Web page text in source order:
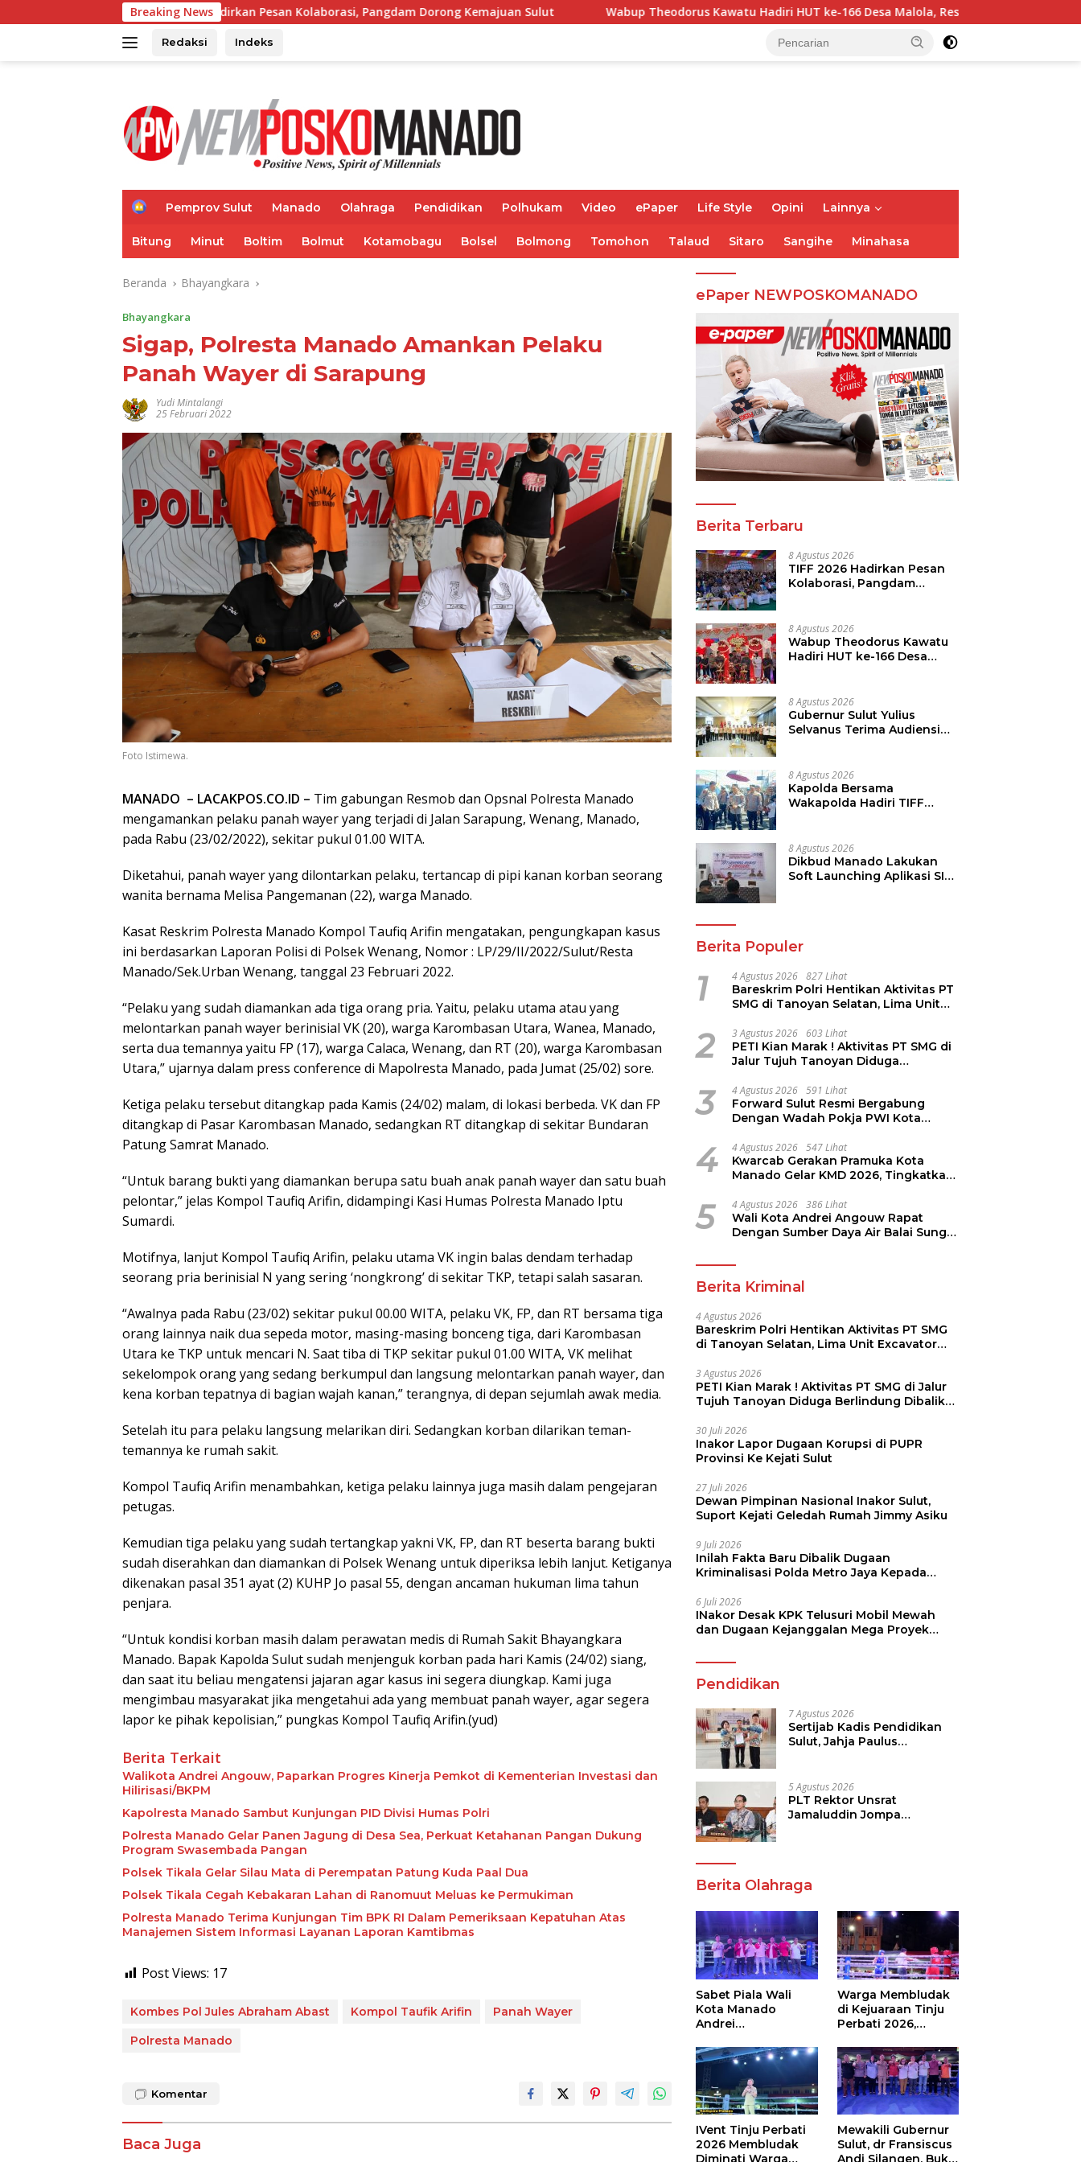
ke
Breaking News
TIFF 2026 Hadirkan Pesan Kolaborasi, Pangdam Dorong Kemajuan Sulut Wabup Theodorus Kawatu Hadiri HUT ke-166 Desa Malola, Resmikan Gedung ILP Posyandu
Redaksi Indeks
H
e
Pemprov Sulut Manado Olahraga Pendidikan Polhukam Video ePaper Life Style Opini Lainnya
Bitung Minut Boltim Bolmut Kotamobagu Bolsel Bolmong Tomohon Talaud Sitaro Sangihe Minahasa
Beranda Bhayangkara
Bhayangkara
Sigap, Polresta Manado Amankan Pelaku
Panah Wayer di Sarapung
Yudi Mintalangi
25 Februari 2022
Foto Istimewa.
MANADO – LACAKPOS.CO.ID – Tim gabungan Resmob dan Opsnal Polresta Manado
mengamankan pelaku panah wayer yang terjadi di Jalan Sarapung, Wenang, Manado,
pada Rabu (23/02/2022), sekitar pukul 01.00 WITA.
Diketahui, panah wayer yang dilontarkan pelaku, tertancap di pipi kanan korban seorang
wanita bernama Melisa Pangemanan (22), warga Manado.
Kasat Reskrim Polresta Manado Kompol Taufiq Arifin mengatakan, pengungkapan kasus
ini berdasarkan Laporan Polisi di Polsek Wenang, Nomor : LP/29/II/2022/Sulut/Resta
Manado/Sek.Urban Wenang, tanggal 23 Februari 2022.
“Pelaku yang sudah diamankan ada tiga orang pria. Yaitu, pelaku utama atau yang
melontarkan panah wayer berinisial VK (20), warga Karombasan Utara, Wanea, Manado,
serta dua temannya yaitu FP (17), warga Calaca, Wenang, dan RT (20), warga Karombasan
Utara,” ujarnya dalam press conference di Mapolresta Manado, pada Jumat (25/02) sore.
Ketiga pelaku tersebut ditangkap pada Kamis (24/02) malam, di lokasi berbeda. VK dan FP
ditangkap di Pasar Karombasan Manado, sedangkan RT ditangkap di sekitar Bundaran
Patung Samrat Manado.
“Untuk barang bukti yang diamankan berupa satu buah anak panah wayer dan satu buah
pelontar,” jelas Kompol Taufiq Arifin, didampingi Kasi Humas Polresta Manado Iptu
Sumardi.
Motifnya, lanjut Kompol Taufiq Arifin, pelaku utama VK ingin balas dendam terhadap
seorang pria berinisial N yang sering ‘nongkrong’ di sekitar TKP, tetapi salah sasaran.
“Awalnya pada Rabu (23/02) sekitar pukul 00.00 WITA, pelaku VK, FP, dan RT bersama tiga
orang lainnya naik dua sepeda motor, masing-masing bonceng tiga, dari Karombasan
Utara ke TKP untuk mencari N. Saat tiba di TKP sekitar pukul 01.00 WITA, VK melihat
sekelompok orang yang sedang berkumpul dan langsung melontarkan panah wayer, dan
kena korban tepatnya di bagian wajah kanan,” terangnya, di depan sejumlah awak media.
Setelah itu para pelaku langsung melarikan diri. Sedangkan korban dilarikan teman-
temannya ke rumah sakit.
Kompol Taufiq Arifin menambahkan, ketiga pelaku lainnya juga masih dalam pengejaran
petugas.
Kemudian tiga pelaku yang sudah tertangkap yakni VK, FP, dan RT beserta barang bukti
sudah diserahkan dan diamankan di Polsek Wenang untuk diperiksa lebih lanjut. Ketiganya
dikenakan pasal 351 ayat (2) KUHP Jo pasal 55, dengan ancaman hukuman lima tahun
penjara.
“Untuk kondisi korban masih dalam perawatan medis di Rumah Sakit Bhayangkara
Manado. Bapak Kapolda Sulut sudah menjenguk korban pada hari Kamis (24/02) siang,
dan saat itu beliau mengatensi jajaran agar kasus ini segera diungkap. Kami juga
mengimbau masyarakat jika mengetahui ada yang membuat panah wayer, agar segera
lapor ke pihak kepolisian,” pungkas Kompol Taufiq Arifin.(yud)
Berita Terkait
Walikota Andrei Angouw, Paparkan Progres Kinerja Pemkot di Kementerian Investasi dan
Hilirisasi/BKPM
Kapolresta Manado Sambut Kunjungan PID Divisi Humas Polri
Polresta Manado Gelar Panen Jagung di Desa Sea, Perkuat Ketahanan Pangan Dukung
Program Swasembada Pangan
Polsek Tikala Gelar Silau Mata di Perempatan Patung Kuda Paal Dua
Polsek Tikala Cegah Kebakaran Lahan di Ranomuut Meluas ke Permukiman
Polresta Manado Terima Kunjungan Tim BPK RI Dalam Pemeriksaan Kepatuhan Atas
Manajemen Sistem Informasi Layanan Laporan Kamtibmas
Post Views: 17
Kombes Pol Jules Abraham Abast Kompol Taufik Arifin
Panah Wayer
Polresta Manado
Komentar
Baca Juga
ePaper NEWPOSKOMANADO
Berita Terbaru
8 Agustus 2026
TIFF 2026 Hadirkan Pesan
Kolaborasi, Pangdam
8 Agustus 2026
Wabup Theodorus Kawatu
Hadiri HUT ke-166 Desa
8 Agustus 2026
Gubernur Sulut Yulius
Selvanus Terima Audiensi
8 Agustus 2026
Kapolda Bersama
Wakapolda Hadiri TIFF
Keamanan
8 Agustus 2026
Dikbud Manado Lakukan
Soft Launching Aplikasi SI
Berita Populer
1 4 Agustus 2026 827 Lihat
Bareskrim Polri Hentikan Aktivitas PT
SMG di Tanoyan Selatan, Lima Unit
2 3 Agustus 2026 603 Lihat
PETI Kian Marak ! Aktivitas PT SMG di
Jalur Tujuh Tanoyan Diduga
3 4 Agustus 2026 591 Lihat
Forward Sulut Resmi Bergabung
Dengan Wadah Pokja PWI Kota
4 4 Agustus 2026 547 Lihat
Kwarcab Gerakan Pramuka Kota
Manado Gelar KMD 2026, Tingkatkan
Pramuka
5 4 Agustus 2026 386 Lihat
Wali Kota Andrei Angouw Rapat
Dengan Sumber Daya Air Balai Sungai
Berita Kriminal
4 Agustus 2026
Bareskrim Polri Hentikan Aktivitas PT SMG
di Tanoyan Selatan, Lima Unit Excavator
3 Agustus 2026
PETI Kian Marak ! Aktivitas PT SMG di Jalur
Tujuh Tanoyan Diduga Berlindung Dibalik
30 Juli 2026
Inakor Lapor Dugaan Korupsi di PUPR
Provinsi Ke Kejati Sulut
27 Juli 2026
Dewan Pimpinan Nasional Inakor Sulut,
Suport Kejati Geledah Rumah Jimmy Asiku
9 Juli 2026
Inilah Fakta Baru Dibalik Dugaan
Kriminalisasi Polda Metro Jaya Kepada
6 Juli 2026
INakor Desak KPK Telusuri Mobil Mewah
dan Dugaan Kejanggalan Mega Proyek
Pendidikan
7 Agustus 2026
Sertijab Kadis Pendidikan
Sulut, Jahja Paulus
Pendidikan
5 Agustus 2026
PLT Rektor Unsrat
Jamaluddin Jompa
Berita Olahraga
Sabet Piala Wali
Kota Manado
Andrei
Boxing Camp Juara
Umum Tinju Perbati
2026
Warga Membludak
di Kejuaraan Tinju
Perbati 2026,
Piala Wali Kota
IVent Tinju Perbati
2026 Membludak
Diminati Warga
Mewakili Gubernur
Sulut, dr Fransiscus
Andi Silangen, Buka